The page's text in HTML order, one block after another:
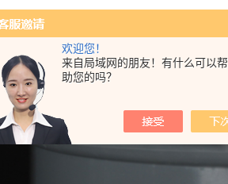
欢迎您！
来自局域网的朋友！有什么可以帮
助您的吗？